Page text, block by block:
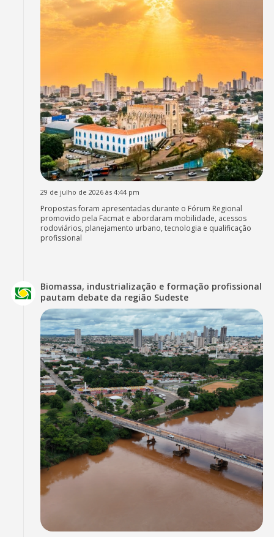
29 de julho de 2026 às 4:44 pm
Propostas foram apresentadas durante o Fórum Regional
promovido pela Facmat e abordaram mobilidade, acessos
rodoviários, planejamento urbano, tecnologia e qualificação
profissional
Biomassa, industrialização e formação profissional
pautam debate da região Sudeste